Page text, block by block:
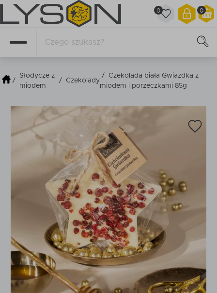
0
0
/
Słodycze z
miodem
/ Czekolady
/ Czekolada biała Gwiazdka z
miodem i porzeczkami 85g